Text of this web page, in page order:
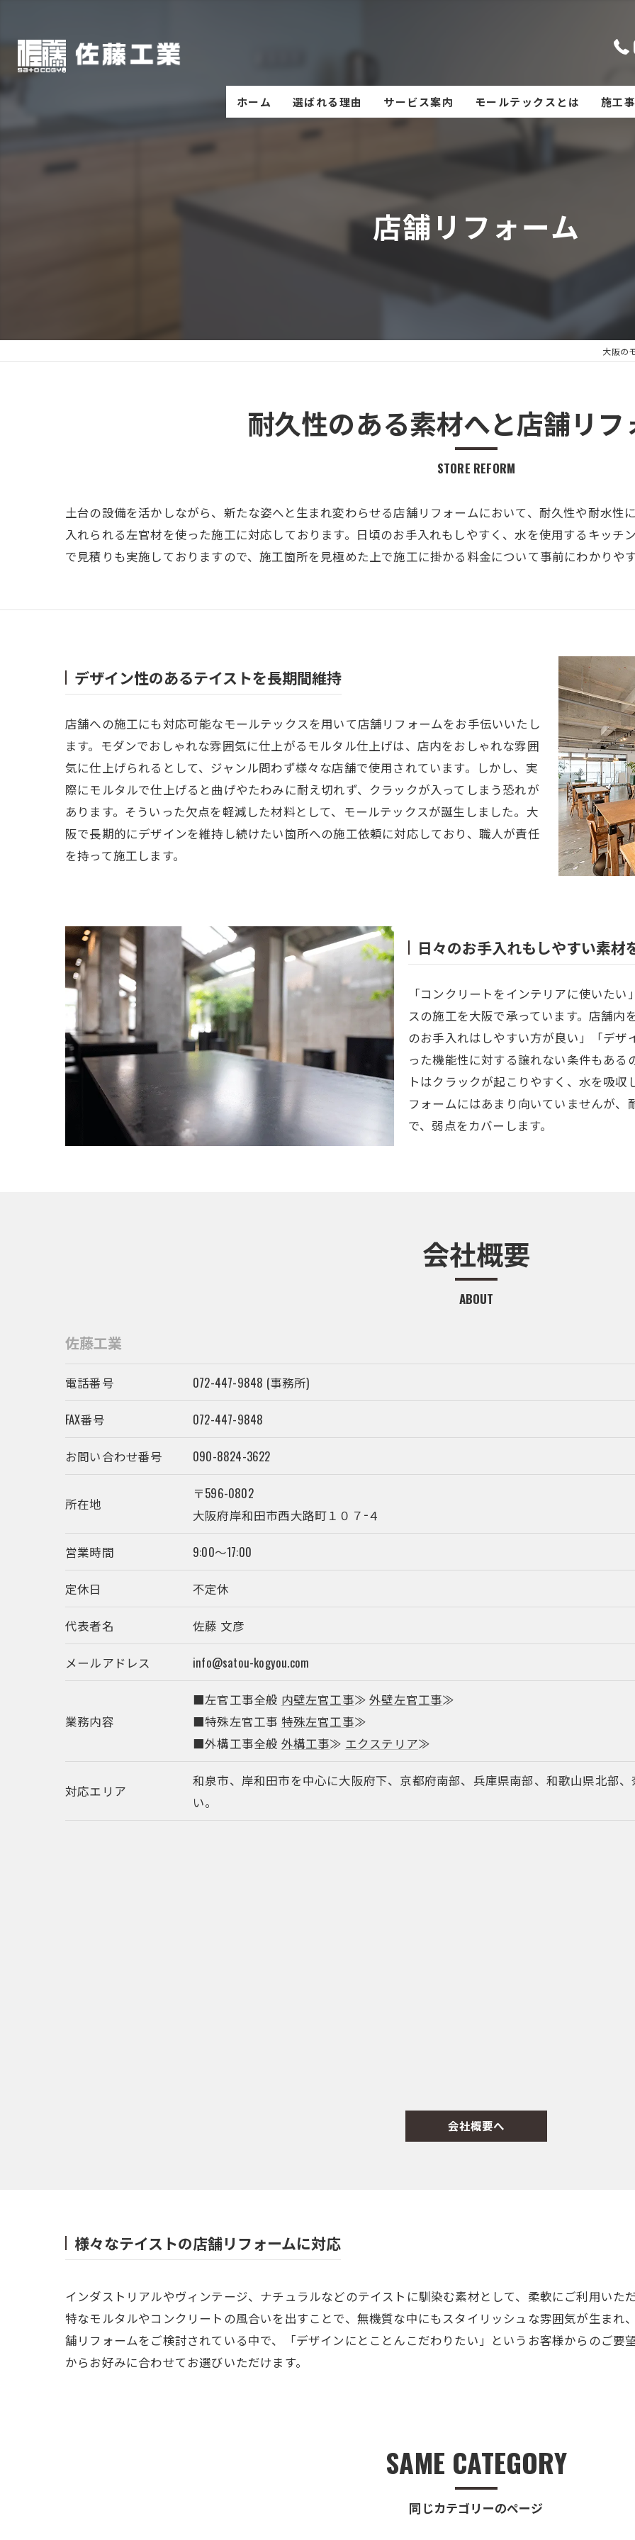
ホーム 選ばれる理由 サービス案内 モールテックスとは 施工
店舗リフォーム
大阪の
耐久性のある素材へと店舗リフ
STORE REFORM
土台の設備を活かしながら、新たな姿へと生まれ変わらせる店舗リフォームにおいて、耐久性や耐水性
入れられる左官材を使った施工に対応しております。日頃のお手入れもしやすく、水を使用するキッチ
で見積りも実施しておりますので、施工箇所を見極めた上で施工に掛かる料金について事前にわかりや
デザイン性のあるテイストを長期間維持
店舗への施工にも対応可能なモールテックスを用いて店舗リフォームをお手伝いいたし
ます。モダンでおしゃれな雰囲気に仕上がるモルタル仕上げは、店内をおしゃれな雰囲
気に仕上げられるとして、ジャンル問わず様々な店舗で使用されています。しかし、実
際にモルタルで仕上げると曲げやたわみに耐え切れず、クラックが入ってしまう恐れが
あります。そういった欠点を軽減した材料として、モールテックスが誕生しました。大
阪で長期的にデザインを維持し続けたい箇所への施工依頼に対応しており、職人が責任
を持って施工します。
日々のお手入れもしやすい素材
「コンクリートをインテリアに使いた
スの施工を大阪で承っています。店舗
のお手入れはしやすい方が良い」「デ
った機能性に対する譲れない条件もあ
トはクラックが起こりやすく、水を吸
フォームにはあまり向いていませんが
で、弱点をカバーします。
会社概要
ABOUT
佐藤工業
電話番号 072-447-9848 (事務所)
FAX番号 072-447-9848
お問い合わせ番号 090-8824-3622
所在地
〒596-0802
大阪府岸和田市西大路町１０７−４
営業時間 9:00～17:00
定休日 不定休
代表者名 佐藤 文彦
メールアドレス info@satou-kogyou.com
業務内容
■左官工事全般 内壁左官工事≫外壁左官工事≫
■特殊左官工事 特殊左官工事≫
■外構工事全般 外構工事≫ エクステリア≫
対応エリア
和泉市、岸和田市を中心に大阪府下、京都府南部、兵庫県南部、和歌山県北部
い。
会社概要へ
様々なテイストの店舗リフォームに対応
インダストリアルやヴィンテージ、ナチュラルなどのテイストに馴染む素材として、柔軟にご利用いた
特なモルタルやコンクリートの風合いを出すことで、無機質な中にもスタイリッシュな雰囲気が生まれ
舗リフォームをご検討されている中で、「デザインにとことんこだわりたい」というお客様からのご要
からお好みに合わせてお選びいただけます。
同じカテゴリーのページ
SAME CATEGORY